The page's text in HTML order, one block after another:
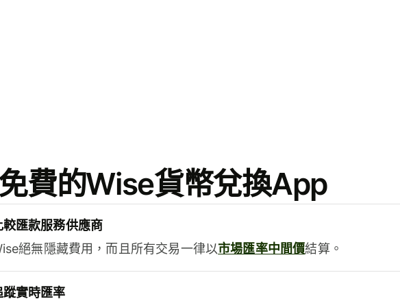
費的Wise貨幣兌換App
較匯款服務供應商
絕無隱藏費用，而且所有交易一律以市場匯率中間價結算。
蹤實時匯率